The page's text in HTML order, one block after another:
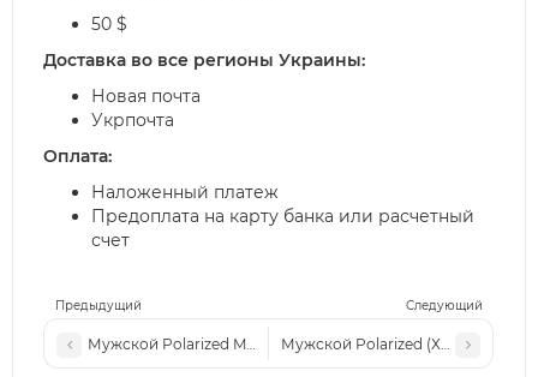
Предыдущий Следующий
Мужской Polarized MATLRXS PA1704 c4Мужской Polarized (Хамелеон)
50 $
Доставка во все регионы Украины:
Новая почта
Укрпочта
Оплата:
Наложенный платеж
Предоплата на карту банка или расчетный
счет